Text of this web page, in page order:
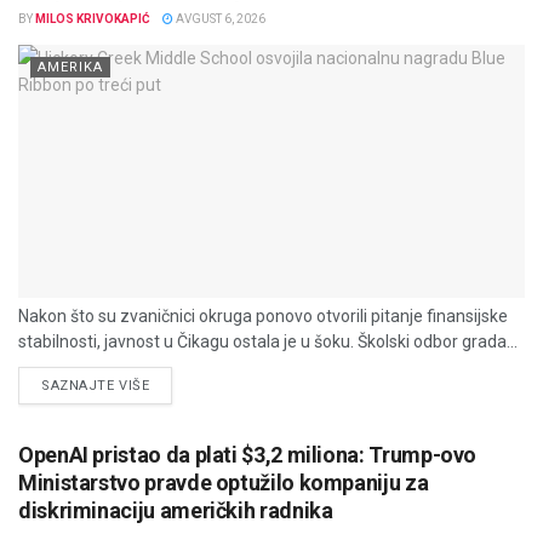
BY MILOS KRIVOKAPIĆ AVGUST 6, 2026
AMERIKA
Nakon što su zvaničnici okruga ponovo otvorili pitanje finansijske
stabilnosti, javnost u Čikagu ostala je u šoku. Školski odbor grada...
SAZNAJTE VIŠEDETAILS
OpenAI pristao da plati $3,2 miliona: Trump-ovo
Ministarstvo pravde optužilo kompaniju za
diskriminaciju američkih radnika